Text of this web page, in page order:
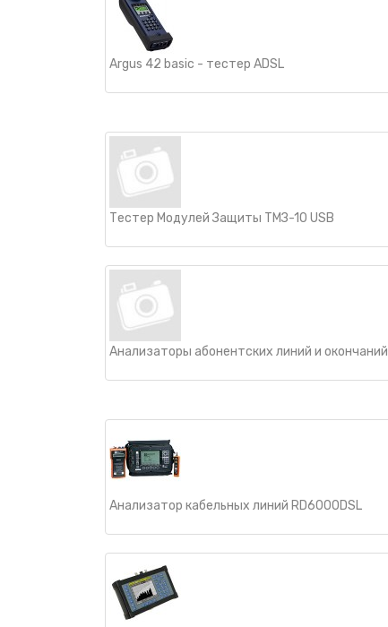
Argus 42 basic - тестер ADSL
Тестер Модулей Защиты ТМЗ-10 USB
Анализаторы абонентских линий и окончаний
Анализатор кабельных линий RD6000DSL